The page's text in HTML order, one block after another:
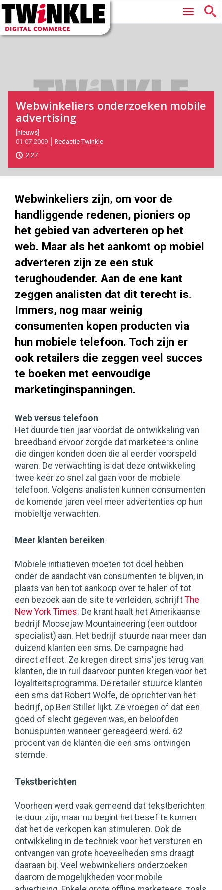
Twinkle
Digital
Commerce
Hoofdmenu
Webwinkeliers onderzoeken mobile
advertising
2009-
07-
01T13:36:00
2017-
05-
[nieuws]
01-07-2009
Redactie Twinkle
2:27
Webwinkeliers zijn, om voor de
handliggende redenen, pioniers op
het gebied van adverteren op het
web. Maar als het aankomt op mobiel
adverteren zijn ze een stuk
terughoudender. Aan de ene kant
zeggen analisten dat dit terecht is.
Immers, nog maar weinig
consumenten kopen producten via
hun mobiele telefoon. Toch zijn er
ook retailers die zeggen veel succes
te boeken met eenvoudige
marketinginspanningen.
Web versus telefoon
Het duurde tien jaar voordat de ontwikkeling van
breedband ervoor zorgde dat marketeers online
die dingen konden doen die al eerder voorspeld
waren. De verwachting is dat deze ontwikkeling
twee keer zo snel zal gaan voor de mobiele
telefoon. Volgens analisten kunnen consumenten
de komende jaren veel meer advertenties op hun
mobieltje verwachten.
Meer klanten bereiken
Mobiele initiatieven moeten tot doel hebben
onder de aandacht van consumenten te blijven, in
plaats van hen tot aankoop over te halen of tot
een bezoek aan de site te verleiden, schrijft The
New York Times. De krant haalt het Amerikaanse
bedrijf Moosejaw Mountaineering (een outdoor
specialist) aan. Het bedrijf stuurde naar meer dan
duizend klanten een sms. De campagne had
direct effect. Ze kregen direct sms'jes terug van
klanten, die in ruil daarvoor punten kregen voor het
loyaliteitsprogramma. De retailer stuurde klanten
een sms dat Robert Wolfe, de oprichter van het
bedrijf, op Ben Stiller lijkt. Ze vroegen of dat een
goed of slecht gegeven was, en beloofden
bonuspunten wanneer gereageerd werd. 62
procent van de klanten die een sms ontvingen
stemde.
Tekstberichten
Voorheen werd vaak gemeend dat tekstberichten
te duur zijn, maar nu begint het besef te komen
dat het de verkopen kan stimuleren. Ook de
ontwikkeling in de techniek voor het versturen en
ontvangen van grote hoeveelheden sms draagt
daaraan bij. Veel webwinkeliers onderzoeken
daarom de mogelijkheden voor mobile